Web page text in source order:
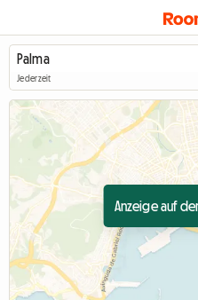
Jederzeit
Anzeige auf